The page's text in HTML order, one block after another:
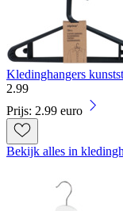
Kledinghangers
2.99
Prijs: 2.99 euro
Bekijk alles in